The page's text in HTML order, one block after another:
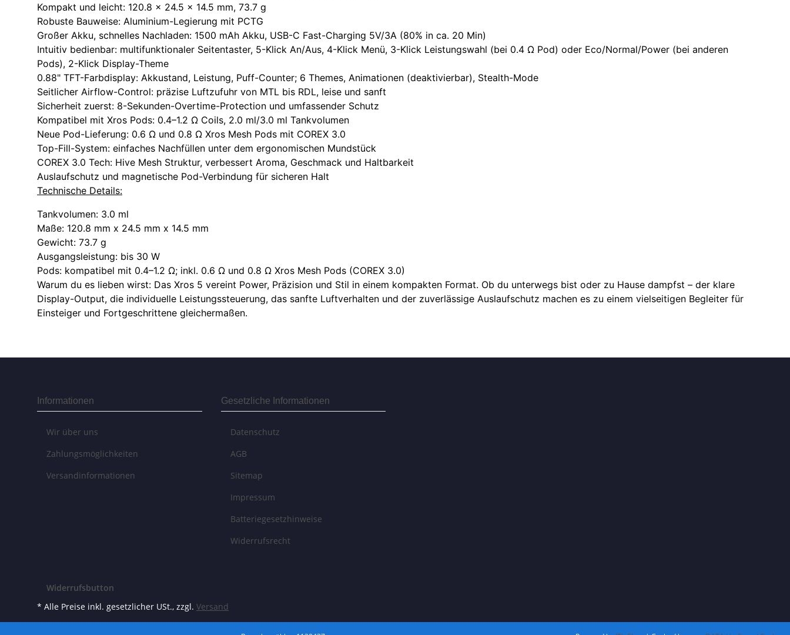
Kompakt und leicht: 120.8 x 24.5 x 14.5 mm, 73.7 g
Robuste Bauweise: Aluminium-Legierung mit PCTG
Großer Akku, schnelles Nachladen: 1500 mAh Akku, USB-C Fast-Charging 5V/3A (80% in ca. 20 Min)
Intuitiv bedienbar: multifunktionaler Seitentaster, 5-Klick An/Aus, 4-Klick Menü, 3-Klick Leistungswahl (bei 0.4 Ω Pod) oder Eco/Normal/Power (bei anderen
Pods), 2-Klick Display-Theme
0.88" TFT-Farbdisplay: Akkustand, Leistung, Puff-Counter; 6 Themes, Animationen (deaktivierbar), Stealth-Mode
Seitlicher Airflow-Control: präzise Luftzufuhr von MTL bis RDL, leise und sanft
Sicherheit zuerst: 8-Sekunden-Overtime-Protection und umfassender Schutz
Kompatibel mit Xros Pods: 0.4–1.2 Ω Coils, 2.0 ml/3.0 ml Tankvolumen
Neue Pod-Lieferung: 0.6 Ω und 0.8 Ω Xros Mesh Pods mit COREX 3.0
Top-Fill-System: einfaches Nachfüllen unter dem ergonomischen Mundstück
COREX 3.0 Tech: Hive Mesh Struktur, verbessert Aroma, Geschmack und Haltbarkeit
Auslaufschutz und magnetische Pod-Verbindung für sicheren Halt
Technische Details:
Tankvolumen: 3.0 ml
Maße: 120.8 mm x 24.5 mm x 14.5 mm
Gewicht: 73.7 g
Ausgangsleistung: bis 30 W
Pods: kompatibel mit 0.4–1.2 Ω; inkl. 0.6 Ω und 0.8 Ω Xros Mesh Pods (COREX 3.0)
Warum du es lieben wirst: Das Xros 5 vereint Power, Präzision und Stil in einem kompakten Format. Ob du unterwegs bist oder zu Hause dampfst – der klare
Display-Output, die individuelle Leistungssteuerung, das sanfte Luftverhalten und der zuverlässige Auslaufschutz machen es zu einem vielseitigen Begleiter für
Einsteiger und Fortgeschrittene gleichermaßen.
Informationen
Wir über uns
Zahlungsmöglichkeiten
Versandinformationen
Gesetzliche Informationen
Datenschutz
AGB
Sitemap
Impressum
Batteriegesetzhinweise
Widerrufsrecht
Widerrufsbutton
* Alle Preise inkl. gesetzlicher USt., zzgl. Versand